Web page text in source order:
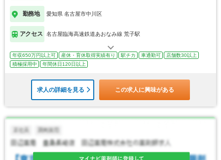
勤務地 愛知県 名古屋市中川区
アクセス 名古屋臨海高速鉄道あおなみ線 荒子駅
年収650万円以上可 産休・育休取得実績有り 駅チカ 車通勤可
店舗数30以上
積極採用中
年間休日120日以上
求人の詳細を見る この求人に興味がある